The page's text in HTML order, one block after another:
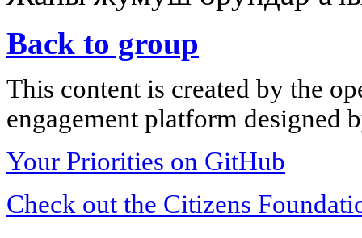
Back to group
This content is created by the
engagement platform designed
Your Priorities on GitHub
Check out the Citizens